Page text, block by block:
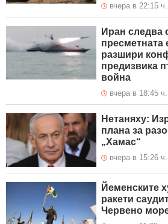
вчера в 22:15 ч.
Иран следва
пресметната
разшири
предизвика
война
вчера в 18:45 ч.
Нетаняху:
плана за
„Хамас“
вчера в 15:26 ч.
Йеменските
ракети
Червено